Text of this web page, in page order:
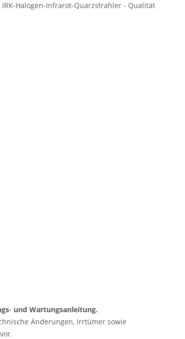
Halogen-Infrarot-Quarzstrahler - Qualität
und Wartungsanleitung.
Änderungen, Irrtümer sowie